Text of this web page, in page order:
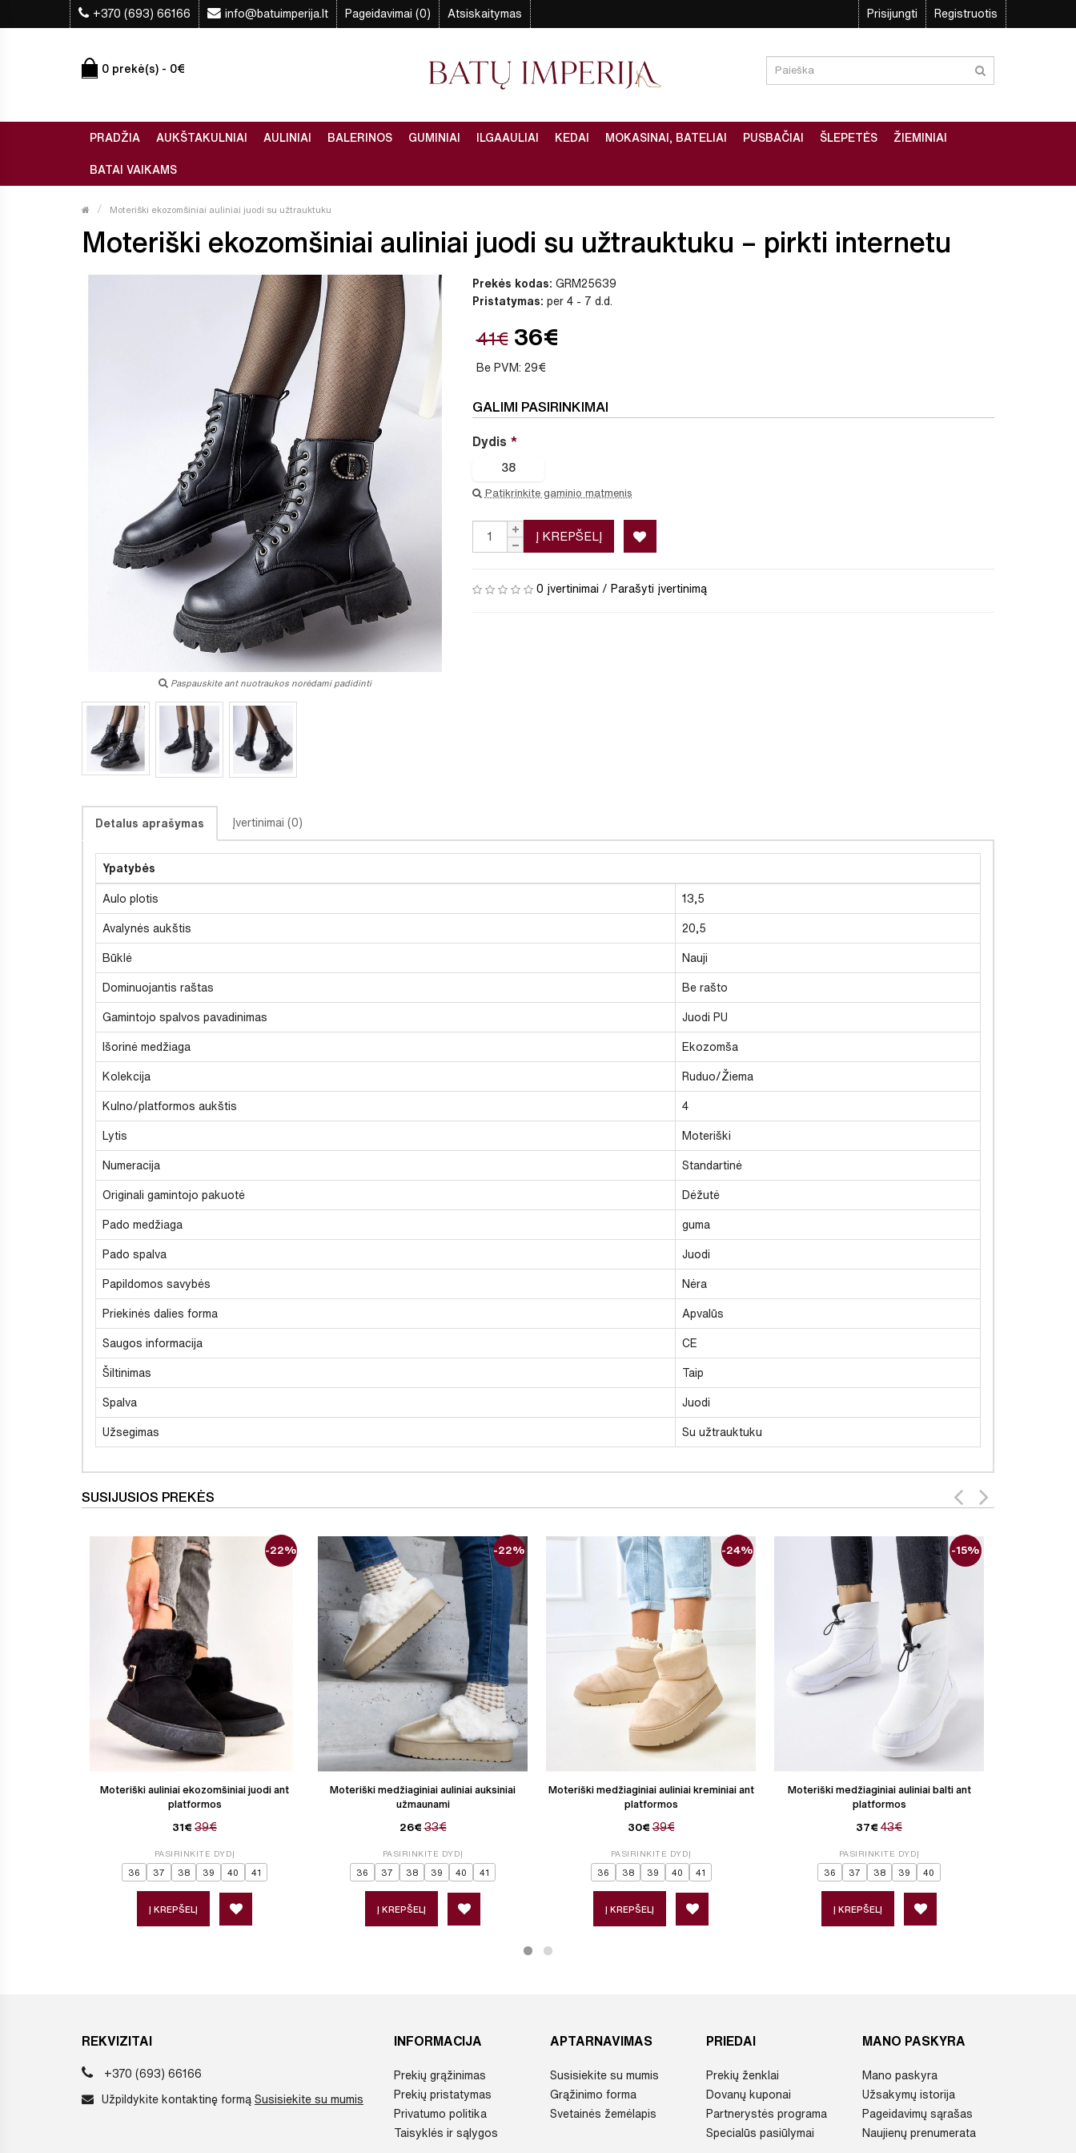
+370 (693) 66166 info@batuimperija.lt Pageidavimai (0) Atsiskaitymas Prisijungti Registruotis
0 prekė(s) - 0€
PRADŽIA AUKŠTAKULNIAI AULINIAI BALERINOS GUMINIAI ILGAAULIAI KEDAI MOKASINAI, BATELIAI PUSBAČIAI ŠLEPETĖS ŽIEMINIAI
BATAI VAIKAMS
Moteriški ekozomšiniai auliniai juodi su užtrauktuku
Moteriški ekozomšiniai auliniai juodi su užtrauktuku – pirkti internetu
Paspauskite ant nuotraukos norėdami padidinti
Prekės kodas: GRM25639
Pristatymas: per 4 - 7 d.d.
41€ 36€
Be PVM: 29€
GALIMI PASIRINKIMAI
Dydis
38
Patikrinkite gaminio matmenis
Į KREPŠELĮ
0 įvertinimai / Parašyti įvertinimą
Detalus aprašymas Įvertinimai (0)
Ypatybės
Aulo plotis 13,5
Avalynės aukštis 20,5
Būklė Nauji
Dominuojantis raštas Be rašto
Gamintojo spalvos pavadinimas Juodi PU
Išorinė medžiaga Ekozomša
Kolekcija Ruduo/Žiema
Kulno/platformos aukštis 4
Lytis Moteriški
Numeracija Standartinė
Originali gamintojo pakuotė Dėžutė
Pado medžiaga guma
Pado spalva Juodi
Papildomos savybės Nėra
Priekinės dalies forma Apvalūs
Saugos informacija CE
Šiltinimas Taip
Spalva Juodi
Užsegimas Su užtrauktuku
SUSIJUSIOS PREKĖS
Moteriški auliniai ekozomšiniai juodi ant
platformos
31€ 39€
-22%
PASIRINKITE DYDĮ
36 37 38 39 40 41
Į KREPŠELĮ
Moteriški medžiaginiai auliniai auksiniai
užmaunami
26€ 33€
-22%
PASIRINKITE DYDĮ
36 37 38 39 40 41
Į KREPŠELĮ
Moteriški medžiaginiai auliniai kreminiai ant
platformos
30€ 39€
-24%
PASIRINKITE DYDĮ
36 38 39 40 41
Į KREPŠELĮ
Moteriški medžiaginiai auliniai balti ant
platformos
37€ 43€
-15%
PASIRINKITE DYDĮ
36 37 38 39 40
Į KREPŠELĮ
REKVIZITAI
+370 (693) 66166
Užpildykite kontaktinę formą Susisiekite su mumis
INFORMACIJA
Prekių grąžinimas
Prekių pristatymas
Privatumo politika
Taisyklės ir sąlygos
APTARNAVIMAS
Susisiekite su mumis
Grąžinimo forma
Svetainės žemėlapis
PRIEDAI
Prekių ženklai
Dovanų kuponai
Partnerystės programa
Specialūs pasiūlymai
MANO PASKYRA
Mano paskyra
Užsakymų istorija
Pageidavimų sąrašas
Naujienų prenumerata